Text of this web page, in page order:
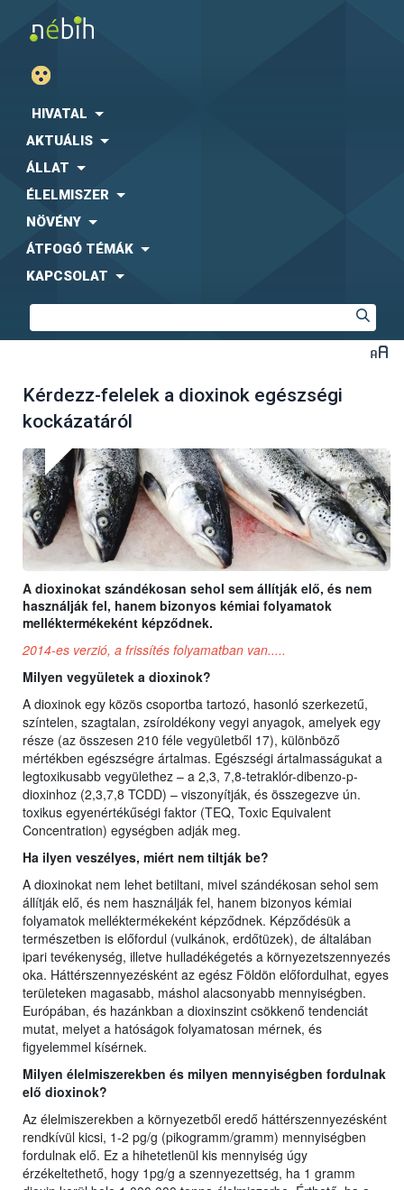
HIVATAL
AKTUÁLIS
ÁLLAT
ÉLELMISZER
NÖVÉNY
ÁTFOGÓ TÉMÁK
KAPCSOLAT
Kérdezz-felelek a dioxinok egészségi
kockázatáról
A dioxinokat szándékosan sehol sem állítják elő, és nem
használják fel, hanem bizonyos kémiai folyamatok
melléktermékeként képződnek.
2014-es verzió, a frissítés folyamatban van.....
Milyen vegyületek a dioxinok?
A dioxinok egy közös csoportba tartozó, hasonló szerkezetű,
színtelen, szagtalan, zsíroldékony vegyi anyagok, amelyek egy
része (az összesen 210 féle vegyületből 17), különböző
mértékben egészségre ártalmas. Egészségi ártalmasságukat a
legtoxikusabb vegyülethez – a 2,3, 7,8-tetraklór-dibenzo-p-
dioxinhoz (2,3,7,8 TCDD) – viszonyítják, és összegezve ún.
toxikus egyenértékűségi faktor (TEQ, Toxic Equivalent
Concentration) egységben adják meg.
Ha ilyen veszélyes, miért nem tiltják be?
A dioxinokat nem lehet betiltani, mivel szándékosan sehol sem
állítják elő, és nem használják fel, hanem bizonyos kémiai
folyamatok melléktermékeként képződnek. Képződésük a
természetben is előfordul (vulkánok, erdőtüzek), de általában
ipari tevékenység, illetve hulladékégetés a környezetszennyezés
oka. Háttérszennyezésként az egész Földön előfordulhat, egyes
területeken magasabb, máshol alacsonyabb mennyiségben.
Európában, és hazánkban a dioxinszint csökkenő tendenciát
mutat, melyet a hatóságok folyamatosan mérnek, és
figyelemmel kísérnek.
Milyen élelmiszerekben és milyen mennyiségben fordulnak
elő dioxinok?
Az élelmiszerekben a környezetből eredő háttérszennyezésként
rendkívül kicsi, 1-2 pg/g (pikogramm/gramm) mennyiségben
fordulnak elő. Ez a hihetetlenül kis mennyiség úgy
érzékeltethető, hogy 1pg/g a szennyezettség, ha 1 gramm